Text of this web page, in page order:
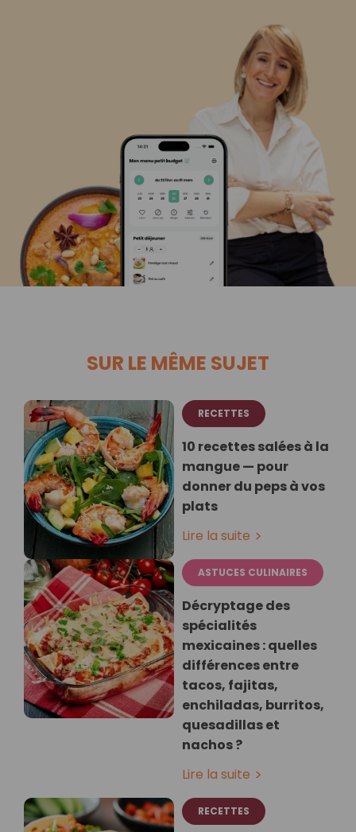
SUR LE MÊME SUJET
RECETTES
10 recettes salées à la
mangue — pour
donner du peps à vos
plats
Lire la suite
ASTUCES CULINAIRES
Décryptage des
spécialités
mexicaines : quelles
différences entre
tacos, fajitas,
enchiladas, burritos,
quesadillas et
nachos ?
Lire la suite
RECETTES